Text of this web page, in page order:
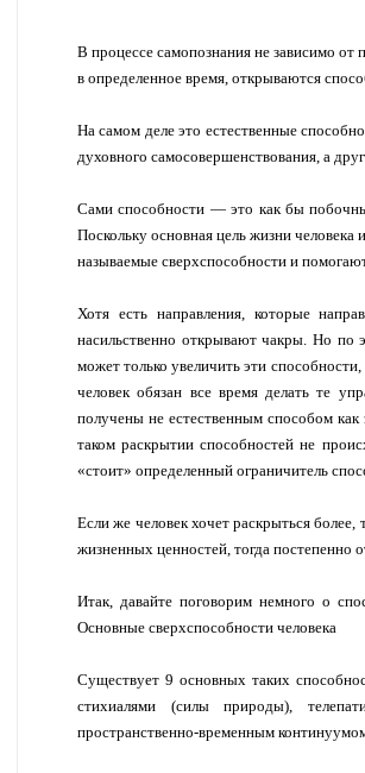
В процессе самопознания не зависимо от
в определенное время, открываются
На самом деле это естественные
духовного самосовершенствования, а
Сами способности — это как бы
Поскольку основная цель жизни человека
называемые сверхспособности и
Хотя есть направления, которые
насильственно открывают чакры. Но по
может только увеличить эти
человек обязан все время делать те
получены не естественным способом
таком раскрытии способностей не
«стоит» определенный ограничитель
Если же человек хочет раскрыться
жизненных ценностей, тогда постепенно
Итак, давайте поговорим немного о
Основные сверхспособности человека
Существует 9 основных таких
стихиалями (силы природы),
пространственно-временным